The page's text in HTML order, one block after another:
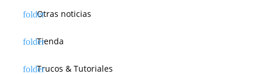
Otras noticias
Tienda
Trucos & Tutoriales